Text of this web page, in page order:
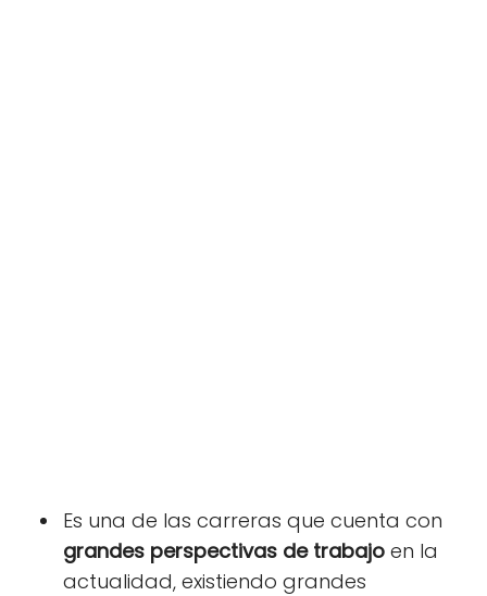
Es una de las carreras que cuenta con
grandes perspectivas de trabajo en la
actualidad, existiendo grandes